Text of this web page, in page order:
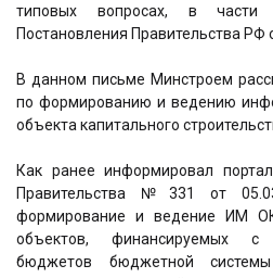
типовых вопросах, в части
Постановления Правительства РФ
В данном письме Минстроем
по формированию и ведению
объекта капитального
Как ранее информировал
Правительства №331 от
формирование и ведение ИМ
объектов, финансируемых с
бюджетов бюджетной